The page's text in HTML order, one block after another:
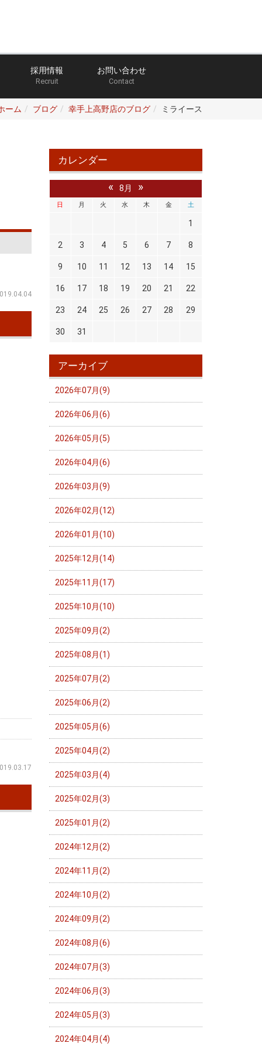
採用情報
Recruit
お問い合わせ
Contact
ーム ブログ 幸手上高野店のブログ ミライース
カレンダー
« 8月 »
日 月 火 水 木 金 土
1
2 3 4 5 6 7 8
9 10 11 12 13 14 15
16 17 18 19 20 21 22
23 24 25 26 27 28 29
30 31
アーカイブ
2026年07月(9)
2026年06月(6)
2026年05月(5)
2026年04月(6)
2026年03月(9)
2026年02月(12)
2026年01月(10)
2025年12月(14)
2025年11月(17)
2025年10月(10)
2025年09月(2)
2025年08月(1)
2025年07月(2)
2025年06月(2)
2025年05月(6)
2025年04月(2)
2025年03月(4)
2025年02月(3)
2025年01月(2)
2024年12月(2)
2024年11月(2)
2024年10月(2)
2024年09月(2)
2024年08月(6)
2024年07月(3)
2024年06月(3)
2024年05月(3)
2024年04月(4)